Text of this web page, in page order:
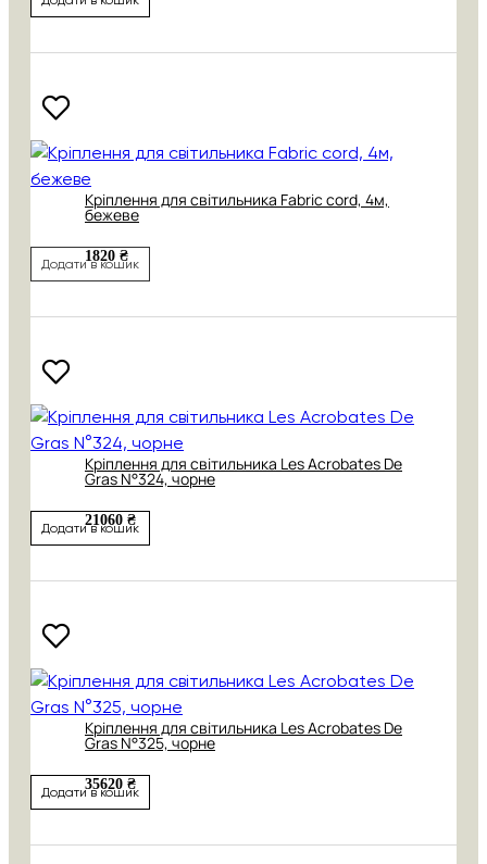
Кріплення для світильника Fabric cord, 4м,
бежеве
1820 ₴
Додати в кошик
Кріплення для світильника Les Acrobates De
Gras N°324, чорне
21060 ₴
Додати в кошик
Кріплення для світильника Les Acrobates De
Gras N°325, чорне
35620 ₴
Додати в кошик